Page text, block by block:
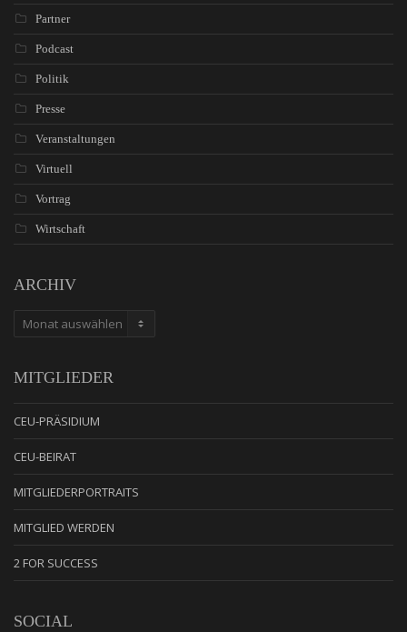
Partner
Podcast
Politik
Presse
Veranstaltungen
Virtuell
Vortrag
Wirtschaft
ARCHIV
ARCHIV
MITGLIEDER
CEU-PRÄSIDIUM
CEU-BEIRAT
MITGLIEDERPORTRAITS
MITGLIED WERDEN
2 FOR SUCCESS
SOCIAL